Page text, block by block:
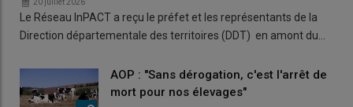
20 juillet 2026
Le Réseau InPACT a reçu le préfet et les représentants de la
Direction départementale des territoires (DDT) en amont du…
AOP : "Sans dérogation, c'est l'arrêt de
mort pour nos élevages"